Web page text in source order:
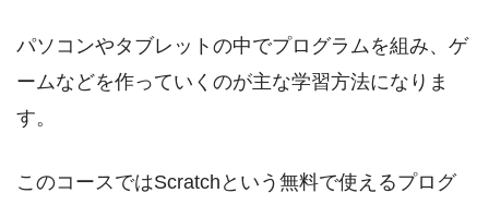
パソコンやタブレットの中でプログラムを組み、ゲ
ームなどを作っていくのが主な学習方法になりま
す。
このコースではScratchという無料で使えるプログ